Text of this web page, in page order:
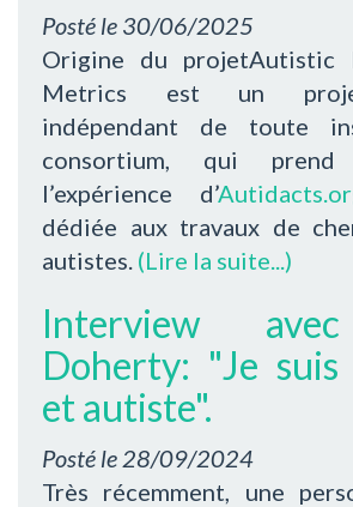
Posté le 30/06/2025
Origine du projetAutistic
Metrics est un
indépendant de toute
consortium, qui
l’expérience d’
dédiée aux travaux de
autistes. (Lire la suite...)
Interview
Doherty: "Je suis
et autiste".
Posté le 28/09/2024
Très récemment, une